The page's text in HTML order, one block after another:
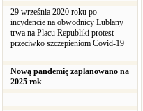
29 września 2020 roku po
incydencie na obwodnicy Lublany
trwa na Placu Republiki protest
przeciwko szczepieniom Covid-19
Nową pandemię zaplanowano na
2025 rok